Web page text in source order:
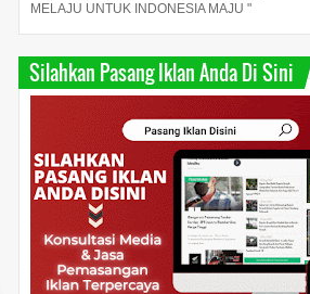
MELAJU UNTUK INDONESIA MAJU "
Silahkan Pasang Iklan Anda Di Sini